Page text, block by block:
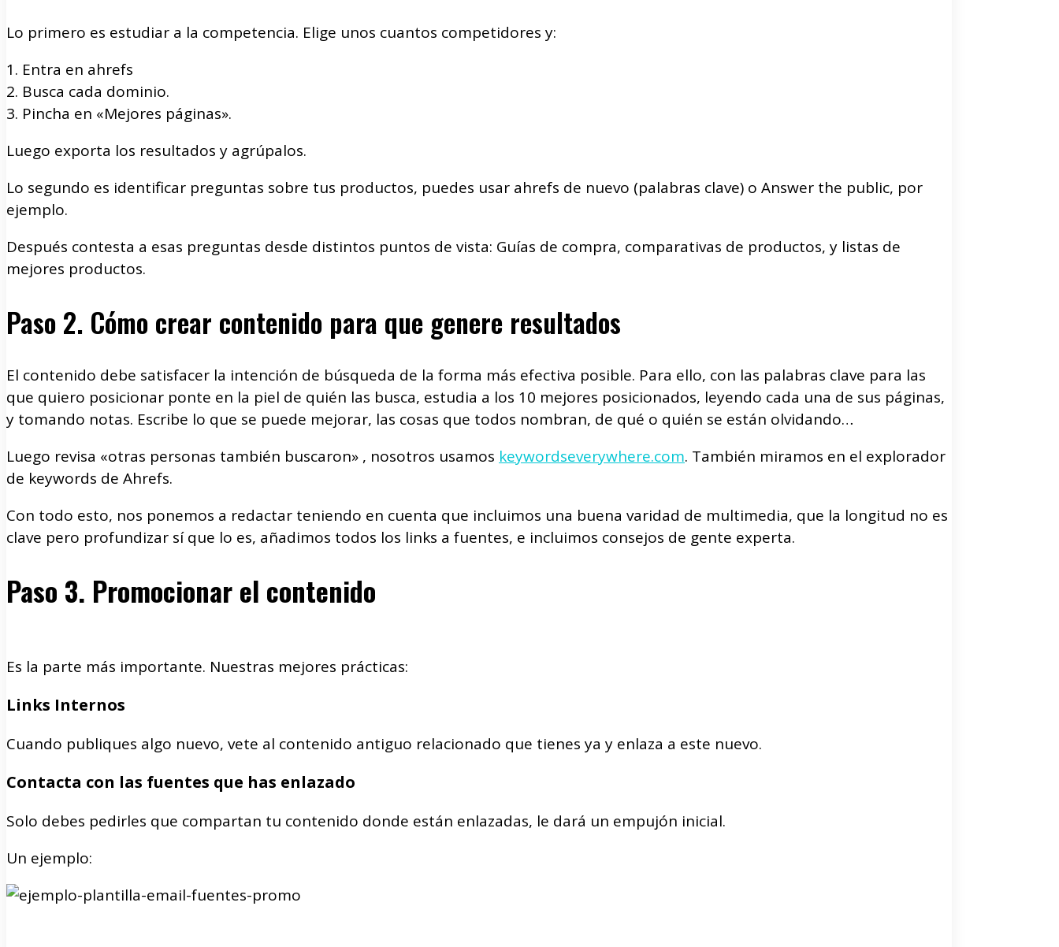
Lo primero es estudiar a la competencia. Elige unos cuantos competidores y:
1. Entra en ahrefs
2. Busca cada dominio.
3. Pincha en «Mejores páginas».
Luego exporta los resultados y agrúpalos.
Lo segundo es identificar preguntas sobre tus productos, puedes usar ahrefs de nuevo (palabras clave) o Answer the public, por
ejemplo.
Después contesta a esas preguntas desde distintos puntos de vista: Guías de compra, comparativas de productos, y listas de
mejores productos.
Paso 2. Cómo crear contenido para que genere resultados
El contenido debe satisfacer la intención de búsqueda de la forma más efectiva posible. Para ello, con las palabras clave para las
que quiero posicionar ponte en la piel de quién las busca, estudia a los 10 mejores posicionados, leyendo cada una de sus páginas,
y tomando notas. Escribe lo que se puede mejorar, las cosas que todos nombran, de qué o quién se están olvidando…
Luego revisa «otras personas también buscaron» , nosotros usamos keywordseverywhere.com. También miramos en el explorador
de keywords de Ahrefs.
Con todo esto, nos ponemos a redactar teniendo en cuenta que incluimos una buena varidad de multimedia, que la longitud no es
clave pero profundizar sí que lo es, añadimos todos los links a fuentes, e incluimos consejos de gente experta.
Paso 3. Promocionar el contenido
Es la parte más importante. Nuestras mejores prácticas:
Links Internos
Cuando publiques algo nuevo, vete al contenido antiguo relacionado que tienes ya y enlaza a este nuevo.
Contacta con las fuentes que has enlazado
Solo debes pedirles que compartan tu contenido donde están enlazadas, le dará un empujón inicial.
Un ejemplo: